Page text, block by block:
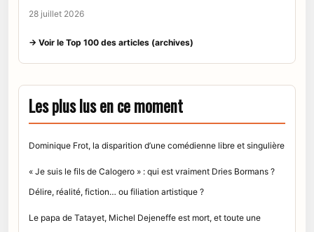
28 juillet 2026
→ Voir le Top 100 des articles (archives)
Les plus lus en ce moment
Dominique Frot, la disparition d’une comédienne libre et singulière
« Je suis le fils de Calogero » : qui est vraiment Dries Bormans ?
Délire, réalité, fiction… ou filiation artistique ?
Le papa de Tatayet, Michel Dejeneffe est mort, et toute une